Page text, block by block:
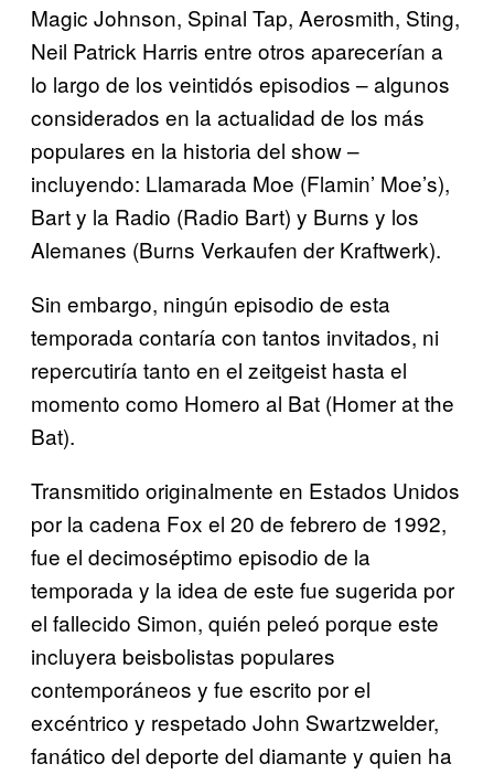
Magic Johnson, Spinal Tap, Aerosmith, Sting,
Neil Patrick Harris entre otros aparecerían a
lo largo de los veintidós episodios – algunos
considerados en la actualidad de los más
populares en la historia del show –
incluyendo: Llamarada Moe (Flamin’ Moe’s),
Bart y la Radio (Radio Bart) y Burns y los
Alemanes (Burns Verkaufen der Kraftwerk).
Sin embargo, ningún episodio de esta
temporada contaría con tantos invitados, ni
repercutiría tanto en el zeitgeist hasta el
momento como Homero al Bat (Homer at the
Bat).
Transmitido originalmente en Estados Unidos
por la cadena Fox el 20 de febrero de 1992,
fue el decimoséptimo episodio de la
temporada y la idea de este fue sugerida por
el fallecido Simon, quién peleó porque este
incluyera beisbolistas populares
contemporáneos y fue escrito por el
excéntrico y respetado John Swartzwelder,
fanático del deporte del diamante y quien ha